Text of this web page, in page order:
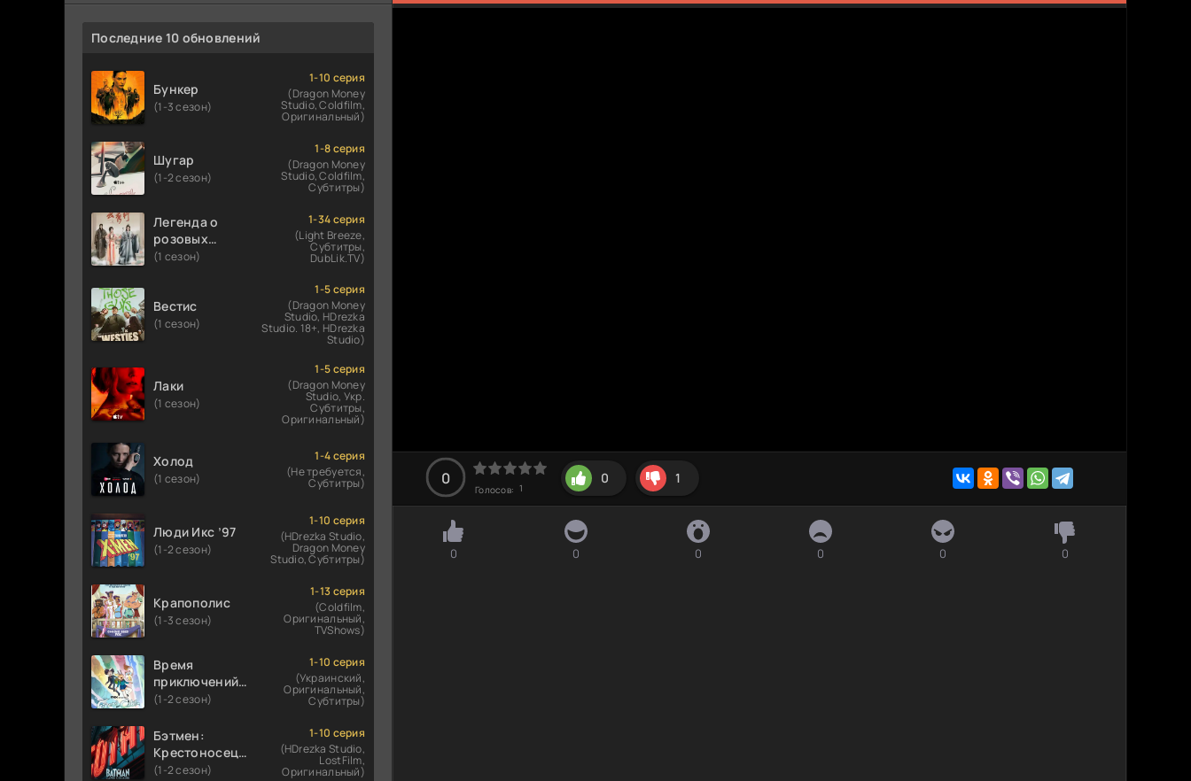
Последние 10 обновлений
Бункер
(1-3 сезон)
1-10 серия
(Dragon Money
Studio, Coldfilm,
Оригинальный)
Шугар
(1-2 сезон)
1-8 серия
(Dragon Money
Studio, Coldfilm,
Субтитры)
Легенда о
розовых
облаках
(1 сезон)
1-34 серия
(Light Breeze,
Субтитры,
DubLik.TV)
Вестис
(1 сезон)
1-5 серия
(Dragon Money
Studio, HDrezka
Studio. 18+, HDrezka
Studio)
Лаки
(1 сезон)
1-5 серия
(Dragon Money
Studio, Укр.
Субтитры,
Оригинальный)
Холод
(1 сезон)
1-4 серия
(Не требуется,
Субтитры)
Люди Икс ’97
(1-2 сезон)
1-10 серия
(HDrezka Studio,
Dragon Money
Studio, Субтитры)
Крапополис
(1-3 сезон)
1-13 серия
(Coldfilm,
Оригинальный,
TVShows)
Время
приключений:
Фионна и Кейк
(1-2 сезон)
1-10 серия
(Украинский,
Оригинальный,
Субтитры)
Бэтмен:
Крестоносец в
плаще
(1-2 сезон)
1-10 серия
(HDrezka Studio,
LostFilm,
Оригинальный)
0
Голосов: 1
0 1
0 0 0 0 0 0